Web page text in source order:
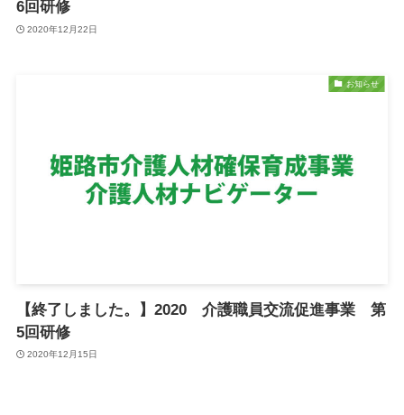
6回研修
2020年12月22日
お知らせ
【終了しました。】2020 介護職員交流促進事業 第
5回研修
2020年12月15日